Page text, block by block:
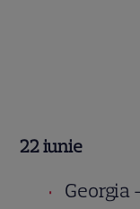
22 iunie
Georgia